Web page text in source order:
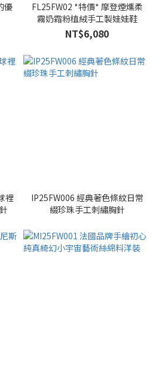
優
FL25FW02 *特價* 摩登煙燻柔
霧奶霜粉植絨手工製娃娃鞋
NT$6,080
裡
IP25FW006 經典著色條紋日常
綴珍珠手工刺繡胸針